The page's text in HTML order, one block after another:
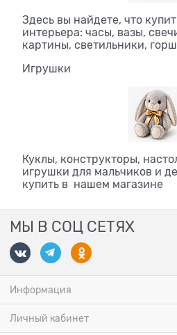
Здесь вы найдете, что
интерьера: часы, вазы,
картины, светильники,
Игрушки
Куклы, конструкторы,
игрушки для мальчиков и
купить в нашем магазине
МЫ В СОЦ СЕТЯХ
Информация
Личный кабинет